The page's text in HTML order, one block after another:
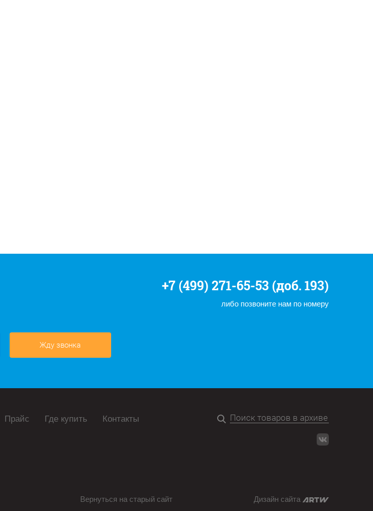
+7 (499) 271-65-53 (доб. 193)
либо позвоните нам по номеру
Жду звонка
Прайс Где купить Контакты
Вернуться на старый сайт Дизайн сайта